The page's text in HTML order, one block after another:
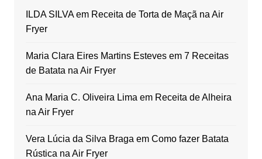
ILDA SILVAem Receita de Torta de Maçã na Air
Fryer
Maria Clara Eires Martins Estevesem 7 Receitas
de Batata na Air Fryer
Ana Maria C. Oliveira Lima em Receita de Alheira
na Air Fryer
Vera Lúcia da Silva Braga em Como fazer Batata
Rústica na Air Fryer